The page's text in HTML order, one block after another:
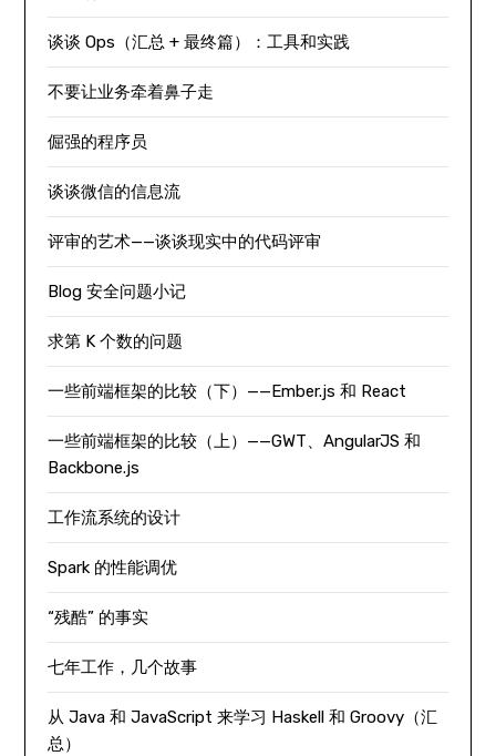
谈谈 Ops（汇总 + 最终篇）：工具和实践
不要让业务牵着鼻子走
倔强的程序员
谈谈微信的信息流
评审的艺术——谈谈现实中的代码评审
Blog 安全问题小记
求第 K 个数的问题
一些前端框架的比较（下）——Ember.js 和 React
一些前端框架的比较（上）——GWT、AngularJS 和
Backbone.js
工作流系统的设计
Spark 的性能调优
“残酷” 的事实
七年工作，几个故事
从 Java 和 JavaScript 来学习 Haskell 和 Groovy（汇
总）